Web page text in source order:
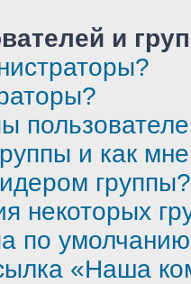
и
и как
группы?
некоторых
по
«Наша